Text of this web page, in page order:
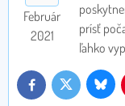
Február
2021
prísť
ľahko
FacebookTwitter Bluesky